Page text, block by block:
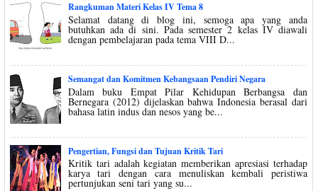
Rangkuman Materi Kelas IV Tema 8
Selamat datang di blog ini, semoga apa yang anda
butuhkan ada di sini. Pada semester 2 kelas IV diawali
dengan pembelajaran pada tema VIII D...
Semangat dan Komitmen Kebangsaan Pendiri Negara
Dalam buku Empat Pilar Kehidupan Berbangsa dan
Bernegara (2012) dijelaskan bahwa Indonesia berasal dari
bahasa latin indus dan nesos yang be...
Pengertian, Fungsi dan Tujuan Kritik Tari
Kritik tari adalah kegiatan memberikan apresiasi terhadap
karya tari dengan cara menuliskan kembali peristiwa
pertunjukan seni tari yang su...